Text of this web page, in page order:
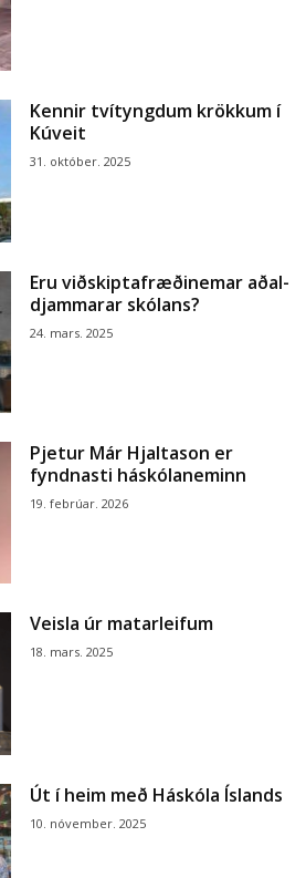
Kennir tvítyngdum krökkum í
Kúveit
31. október. 2025
Eru viðskiptafræðinemar aðal-
djammarar skólans?
24. mars. 2025
Pjetur Már Hjaltason er
fyndnasti háskólaneminn
19. febrúar. 2026
Veisla úr matarleifum
18. mars. 2025
Út í heim með Háskóla Íslands
10. nóvember. 2025